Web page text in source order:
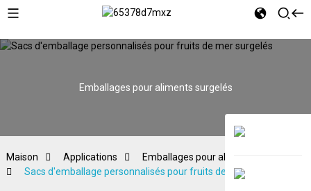
Emballages pour aliments surgelés
Maison Applications
Emballages pour aliments surgelés
Sacs d'emballage personnalisés pour fruits de mer surgelés